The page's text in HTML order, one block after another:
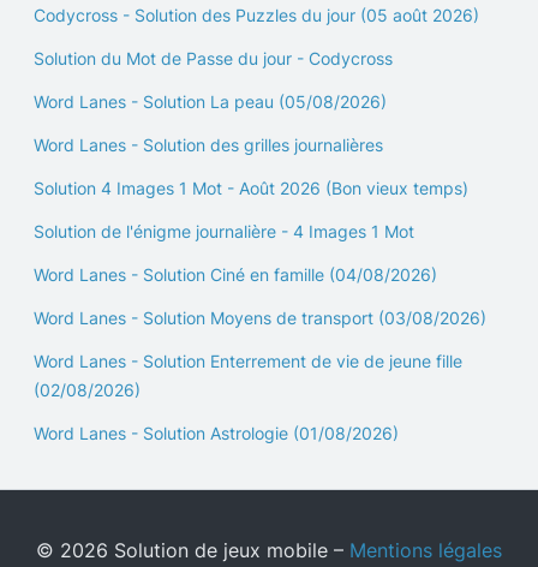
Codycross - Solution des Puzzles du jour (05 août 2026)
Solution du Mot de Passe du jour - Codycross
Word Lanes - Solution La peau (05/08/2026)
Word Lanes - Solution des grilles journalières
Solution 4 Images 1 Mot - Août 2026 (Bon vieux temps)
Solution de l'énigme journalière - 4 Images 1 Mot
Word Lanes - Solution Ciné en famille (04/08/2026)
Word Lanes - Solution Moyens de transport (03/08/2026)
Word Lanes - Solution Enterrement de vie de jeune fille
(02/08/2026)
Word Lanes - Solution Astrologie (01/08/2026)
© 2026 Solution de jeux mobile – Mentions légales